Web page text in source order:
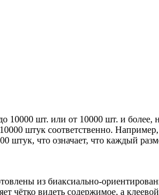
10000 шт. или от 10000 шт. и
штук соответственно.
что означает, что каждый
из биаксиально-
чётко видеть содержимое, а